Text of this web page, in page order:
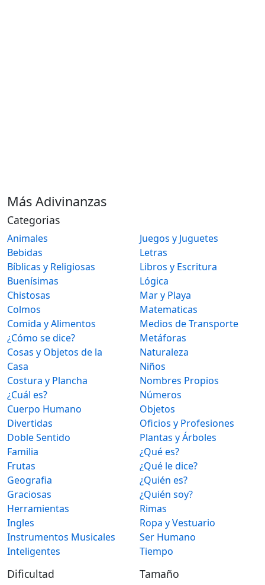
Más Adivinanzas
Categorias
Animales
Bebidas
Bíblicas y Religiosas
Buenísimas
Chistosas
Colmos
Comida y Alimentos
¿Cómo se dice?
Cosas y Objetos de la
Casa
Costura y Plancha
¿Cuál es?
Cuerpo Humano
Divertidas
Doble Sentido
Familia
Frutas
Geografia
Graciosas
Herramientas
Ingles
Instrumentos Musicales
Inteligentes
Juegos y Juguetes
Letras
Libros y Escritura
Lógica
Mar y Playa
Matematicas
Medios de Transporte
Metáforas
Naturaleza
Niños
Nombres Propios
Números
Objetos
Oficios y Profesiones
Plantas y Árboles
¿Qué es?
¿Qué le dice?
¿Quién es?
¿Quién soy?
Rimas
Ropa y Vestuario
Ser Humano
Tiempo
Dificultad Tamaño